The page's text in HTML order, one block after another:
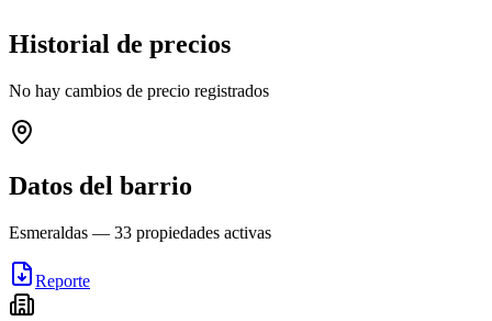
Historial de precios
No hay cambios de precio registrados
Datos del barrio
Esmeraldas — 33 propiedades activas
Reporte